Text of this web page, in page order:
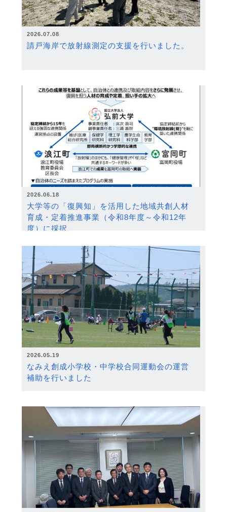
2026.07.08
請戸海岸で放射線測定の支援を行いました。
2026.06.18
大学等の「復興知」を活用した地域共創人材
育成・定着推進事業（令和8年度～令和12年
度）に採択
2026.05.19
なみえ創成小学校・中学校合同運動会の運営
補助を行いました